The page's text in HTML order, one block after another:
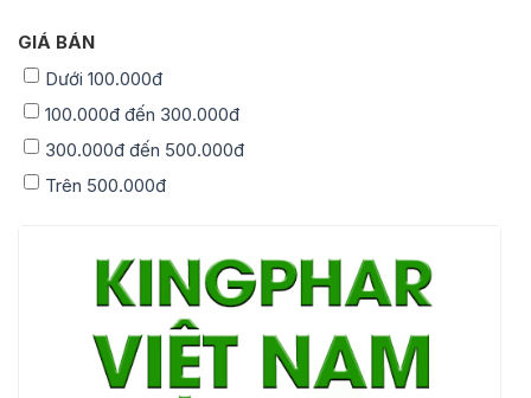
GIÁ BÁN
Dưới 100.000đ
100.000đ đến 300.000đ
300.000đ đến 500.000đ
Trên 500.000đ